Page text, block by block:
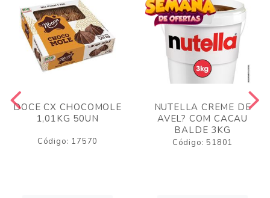
DOCE CX CHOCOMOLE
1,01KG 50UN
Código: 17570
NUTELLA CREME DE
AVEL? COM CACAU
BALDE 3KG
Código: 51801